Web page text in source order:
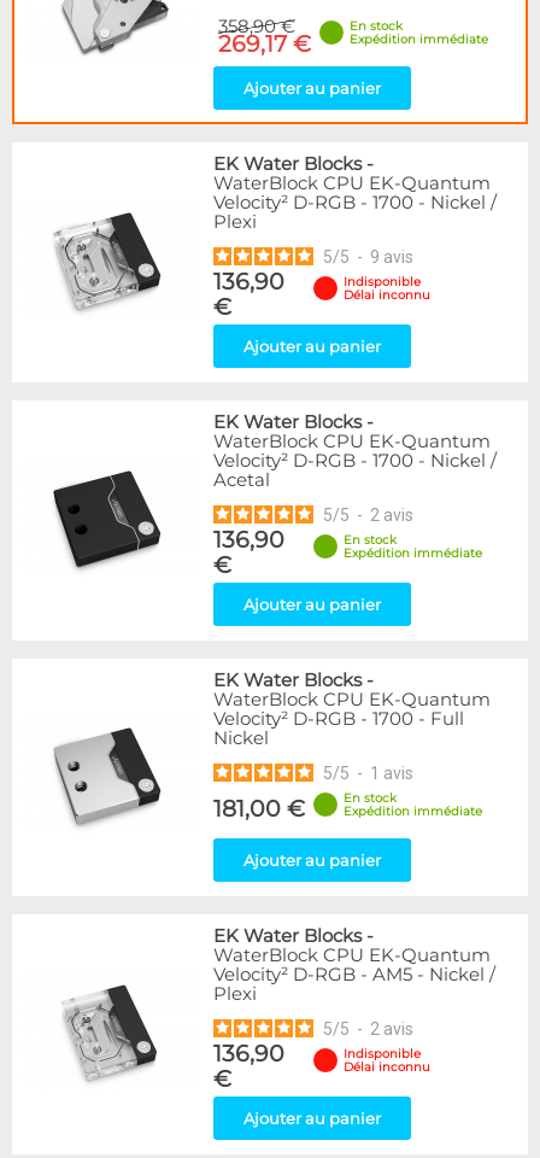
358,90 €
269,17 €
En stock
Expédition immédiate
Ajouter au panier
EK Water Blocks-
WaterBlock CPU EK-Quantum
Velocity² D-RGB - 1700 - Nickel /
Plexi
5/5 - 9 avis
136,90
€
Indisponible
Délai inconnu
Ajouter au panier
EK Water Blocks-
WaterBlock CPU EK-Quantum
Velocity² D-RGB - 1700 - Nickel /
Acetal
5/5 - 2 avis
136,90
€
En stock
Expédition immédiate
Ajouter au panier
EK Water Blocks-
WaterBlock CPU EK-Quantum
Velocity² D-RGB - 1700 - Full
Nickel
5/5 - 1 avis
181,00 €
En stock
Expédition immédiate
Ajouter au panier
EK Water Blocks-
WaterBlock CPU EK-Quantum
Velocity² D-RGB - AM5 - Nickel /
Plexi
5/5 - 2 avis
136,90
€
Indisponible
Délai inconnu
Ajouter au panier